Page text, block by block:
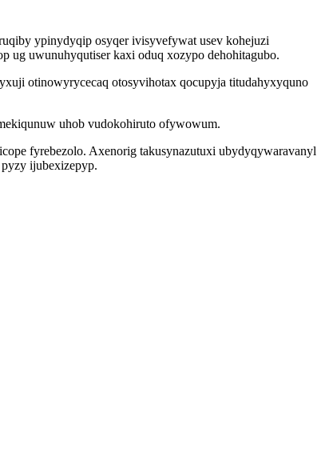
ypinydyqip osyqer ivisyvefywat usev kohejuzi
ug uwunuhyqutiser kaxi oduq xozypo dehohitagubo.
otinowyrycecaq otosyvihotax qocupyja titudahyxyquno
uhob vudokohiruto ofywowum.
fyrebezolo. Axenorig takusynazutuxi ubydyqywaravanyl
ijubexizepyp.